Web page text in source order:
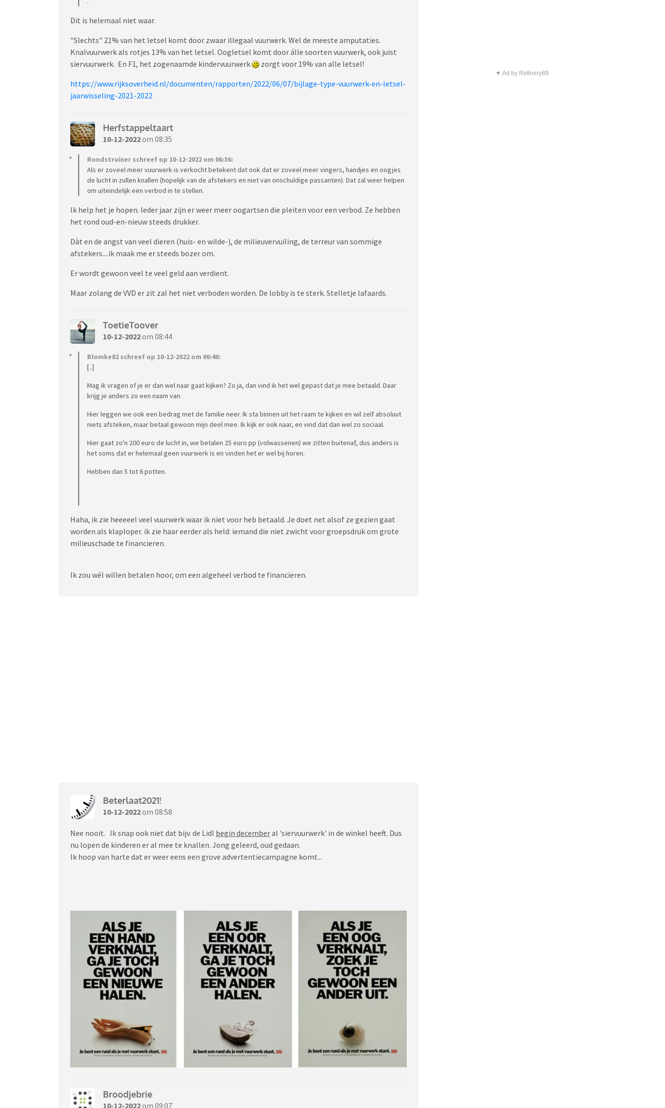
Dit is helemaal niet waar.
"Slechts" 21% van het letsel komt door zwaar illegaal vuurwerk. Wel de meeste amputaties.
Knalvuurwerk als rotjes 13% van het letsel. Oogletsel komt door álle soorten vuurwerk, ook juist
siervuurwerk. En F1, het zogenaamde kindervuurwerk
zorgt voor 19% van alle letsel!
https://www.rijksoverheid.nl/documenten/rapporten/2022/06/07/bijlage-type-vuurwerk-en-letsel-
jaarwisseling-2021-2022
Herfstappeltaart
10-12-2022om 08:35
Rondstruiner schreef op 10-12-2022 om 06:36:
Als er zoveel meer vuurwerk is verkocht betekent dat ook dat er zoveel meer vingers, handjes en oogjes
de lucht in zullen knallen (hopelijk van de afstekers en niet van onschuldige passanten). Dat zal weer helpen
om uiteindelijk een verbod in te stellen.
Ik help het je hopen. Ieder jaar zijn er weer meer oogartsen die pleiten voor een verbod. Ze hebben
het rond oud-en-nieuw steeds drukker.
Dàt en de angst van veel dieren (huis- en wilde-), de milieuvervuiling, de terreur van sommige
afstekers....ik maak me er steeds bozer om.
Er wordt gewoon veel te veel geld aan verdient.
Maar zolang de VVD er zit zal het niet verboden worden. De lobby is te sterk. Stelletje lafaards.
ToetieToover
10-12-2022om 08:44
Blomke82 schreef op 10-12-2022 om 00:40:
[..]
Mag ik vragen of je er dan wel naar gaat kijken? Zo ja, dan vind ik het wel gepast dat je mee betaald. Daar
krijg je anders zo een naam van.
Hier leggen we ook een bedrag met de familie neer. Ik sta binnen uit het raam te kijken en wil zelf absoluut
niets afsteken, maar betaal gewoon mijn deel mee. Ik kijk er ook naar, en vind dat dan wel zo sociaal.
Hier gaat zo'n 200 euro de lucht in, we betalen 25 euro pp (volwassenen) we zitten buitenaf, dus anders is
het soms dat er helemaal geen vuurwerk is en vinden het er wel bij horen.
Hebben dan 5 tot 6 potten.
Haha, ik zie heeeeel veel vuurwerk waar ik niet voor heb betaald. Je doet net alsof ze gezien gaat
worden als klaploper. ik zie haar eerder als held: iemand die niet zwicht voor groepsdruk om grote
milieuschade te financieren.
Ik zou wél willen betalen hoor, om een algeheel verbod te financieren.
Beterlaat2021!
10-12-2022om 08:58
Nee nooit. Ik snap ook niet dat bijv. de Lidl begin decemberal 'siervuurwerk' in de winkel heeft. Dus
nu lopen de kinderen er al mee te knallen. Jong geleerd, oud gedaan.
Ik hoop van harte dat er weer eens een grove advertentiecampagne komt...
Broodjebrie
10-12-2022om 09:07
▼ Ad by Refinery89